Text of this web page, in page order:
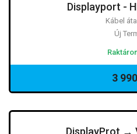
Displayport -
Kábel
Új
3
DisplayProt →